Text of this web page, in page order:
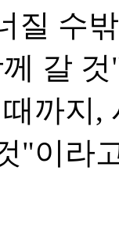
질 수
갈
까지,
"이라